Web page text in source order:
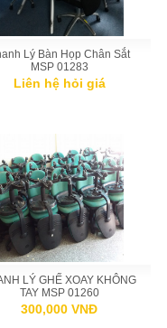
Lý Bàn Họp Chân Sắt
MSP 01283
Liên hệ hỏi giá
LÝ GHẾ XOAY KHÔNG
TAY MSP 01260
300,000 VNĐ